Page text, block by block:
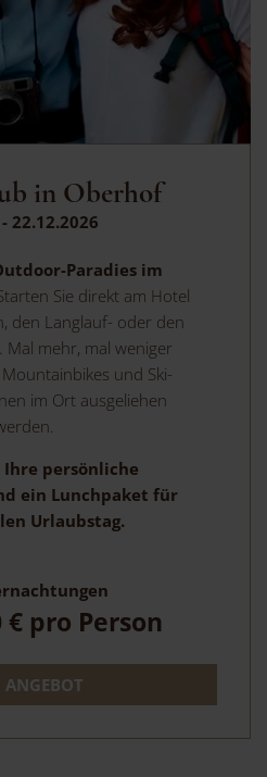
in Oberhof
22.12.2026
Paradies im
Sie direkt am Hotel
den Langlauf- oder den
mehr, mal weniger
und Ski-
im Ort ausgeliehen
Ihre persönliche
ein Lunchpaket für
Urlaubstag.
€ pro Person
ANGEBOT